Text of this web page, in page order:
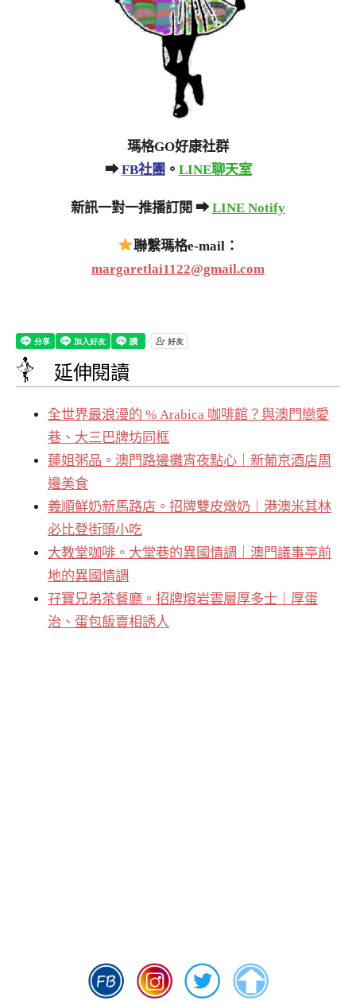
瑪格GO好康社群
➡FB社團 。 LINE聊天室
新訊一對一推播訂閱 ➡LINE Notify
聯繫瑪格e-mail：
margaretlai1122@gmail.com
延伸閱讀
全世界最浪漫的 % Arabica 咖啡館？與澳門戀愛
巷、大三巴牌坊同框
蓮姐粥品。澳門路邊攤宵夜點心｜新葡京酒店周
邊美食
義順鮮奶新馬路店。招牌雙皮燉奶｜港澳米其林
必比登街頭小吃
大教堂咖啡。大堂巷的異國情調｜澳門議事亭前
地的異國情調
孖寶兄弟茶餐廳。招牌熔岩雲層厚多士｜厚蛋
治、蛋包飯賣相誘人